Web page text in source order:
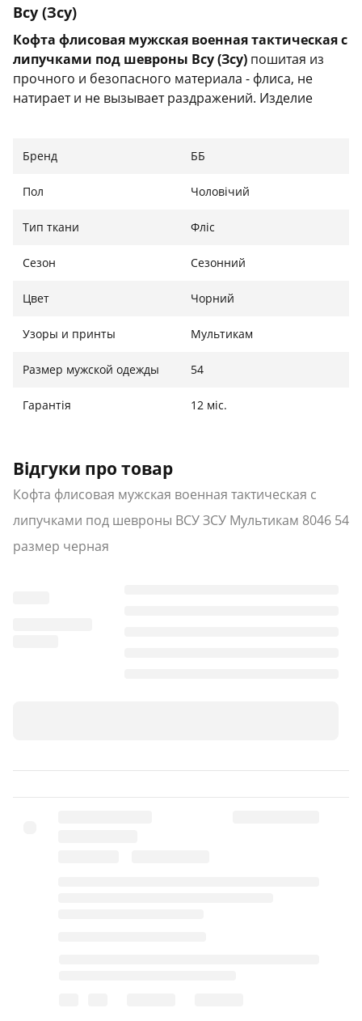
Всу (Зсу)
Кофта флисовая мужская военная тактическая с
липучками под шевроны Всу (Зсу) пошитая из
прочного и безопасного материала - флиса, не
натирает и не вызывает раздражений. Изделие
Тип: кофта тактическая
Материал: флис
Липучки под шевроны
размер
Украина
46 44-46 см
50
48-50 см
52
50-52 см 54 см
75 см
54
52-54 см 56 см
76 см
Бренд ББ
Пол Чоловічий
Тип ткани Фліс
Сезон Сезонний
Цвет Чорний
Узоры и принты Мультикам
Размер мужской одежды 54
Гарантія 12 міс.
Відгуки про товар
Кофта флисовая мужская военная тактическая с
липучками под шевроны ВСУ ЗСУ Мультикам 8046 54
размер черная